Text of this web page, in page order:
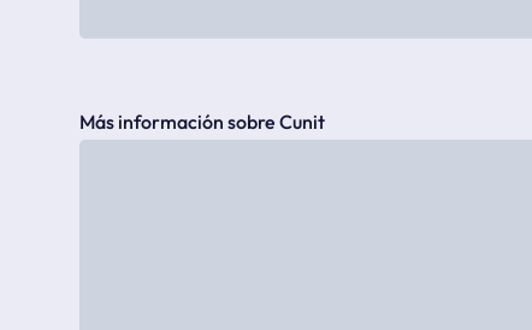
Más información sobre Cunit